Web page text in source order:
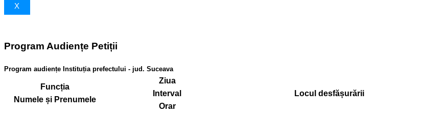
X
Program Audiențe Petiții
Program audiențe Instituția prefectului - jud. Suceava
Funcția
Numele și Prenumele
Ziua
Interval
Orar
Locul desfășurării